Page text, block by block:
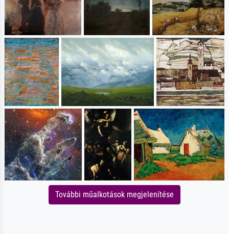
További műalkotások megjelenítése